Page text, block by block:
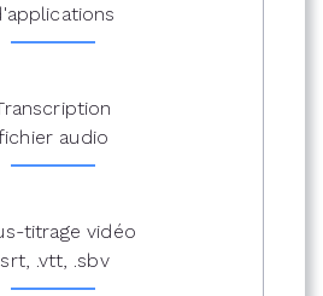
audio
titrage vidéo
.srt, .vtt, .sbv